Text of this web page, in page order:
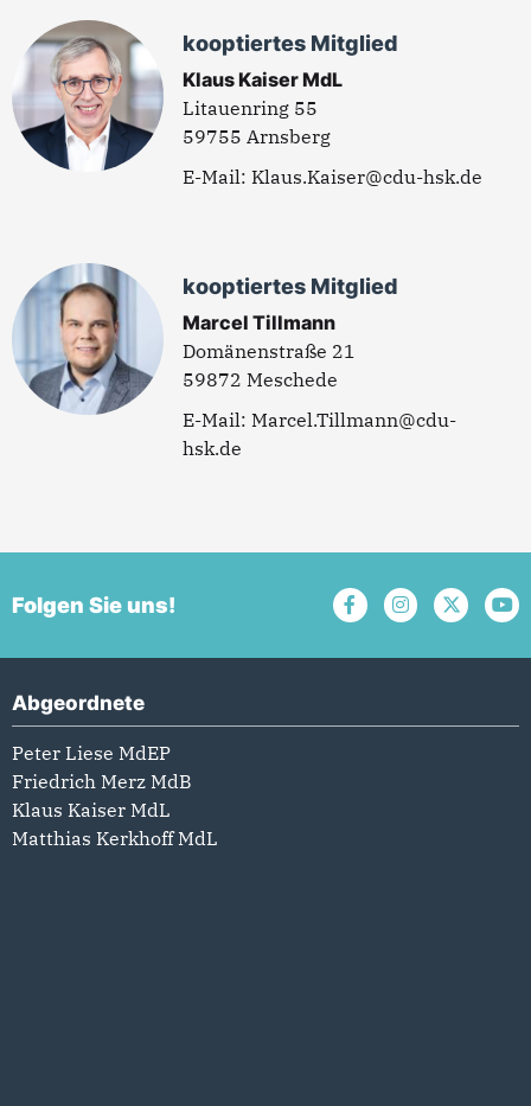
kooptiertes Mitglied
Klaus Kaiser MdL
Litauenring 55
59755 Arnsberg
Klaus.Kaiser@cdu-hsk.de
kooptiertes Mitglied
Marcel Tillmann
Domänenstraße 21
59872 Meschede
Marcel.Tillmann@cdu-
hsk.de
Folgen Sie uns!
Abgeordnete
Peter Liese MdEP
Friedrich Merz MdB
Klaus Kaiser MdL
Matthias Kerkhoff MdL